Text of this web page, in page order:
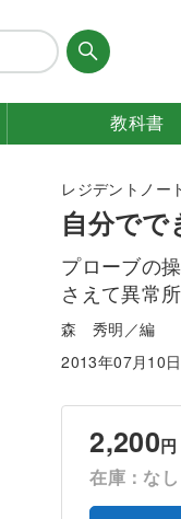
教科書
レジデントノー
自分でで
プローブの
さえて異常
森 秀明／編
2013年07月10
2,200円
在庫：なし